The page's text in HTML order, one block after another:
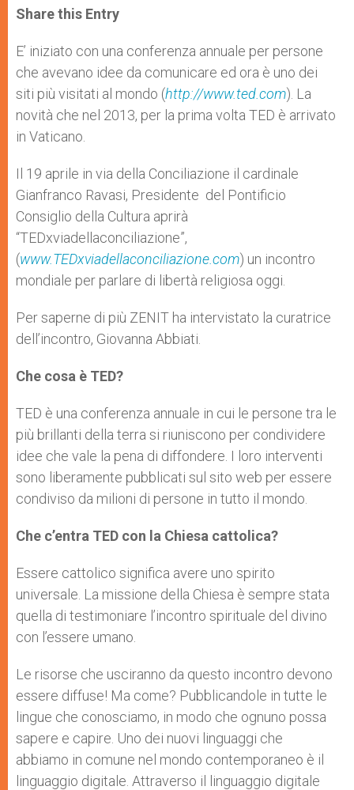
t
s
p
p
s
e
g
e
r
e
b
o
k
r
Share this Entry
E’ iniziato con una conferenza annuale per persone
che avevano idee da comunicare ed ora è uno dei
siti più visitati al mondo (http://www.ted.com). La
novità che nel 2013, per la prima volta TED è arrivato
in Vaticano.
Il 19 aprile in via della Conciliazione il cardinale
Gianfranco Ravasi, Presidente del Pontificio
Consiglio della Cultura aprirà
“TEDxviadellaconciliazione”,
(www.TEDxviadellaconciliazione.com) un incontro
mondiale per parlare di libertà religiosa oggi.
Per saperne di più ZENIT ha intervistato la curatrice
dell’incontro, Giovanna Abbiati.
Che cosa è TED?
TED è una conferenza annuale in cui le persone tra le
più brillanti della terra si riuniscono per condividere
idee che vale la pena di diffondere. I loro interventi
sono liberamente pubblicati sul sito web per essere
condiviso da milioni di persone in tutto il mondo.
Che c’entra TED con la Chiesa cattolica?
Essere cattolico significa avere uno spirito
universale. La missione della Chiesa è sempre stata
quella di testimoniare l’incontro spirituale del divino
con l’essere umano.
Le risorse che usciranno da questo incontro devono
essere diffuse! Ma come? Pubblicandole in tutte le
lingue che conosciamo, in modo che ognuno possa
sapere e capire. Uno dei nuovi linguaggi che
abbiamo in comune nel mondo contemporaneo è il
linguaggio digitale. Attraverso il linguaggio digitale